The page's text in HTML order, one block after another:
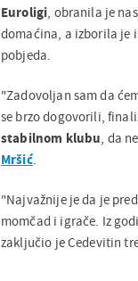
Euroligi, obranila je
domaćina, a izborila je
pobjeda.
"Zadovoljan sam da
se brzo dogovorili,
stabilnom klubu, da
Mršić.
"Najvažnije je da je
momčad i igrače. Iz
zaključio je Cedevitin